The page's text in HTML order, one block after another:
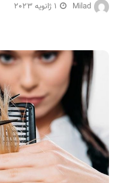
Milad 1 ژانویه 2023